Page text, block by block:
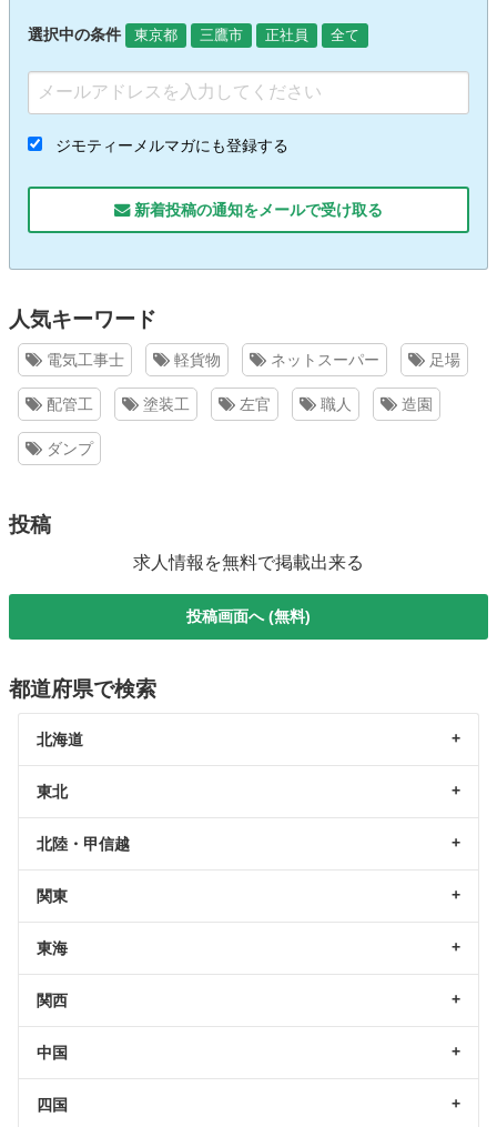
選択中の条件 東京都 三鷹市 正社員 全て
ジモティーメルマガにも登録する
新着投稿の通知をメールで受け取る
人気キーワード
電気工事士 軽貨物 ネットスーパー 足場
配管工 塗装工 左官 職人 造園
ダンプ
投稿
求人情報を無料で掲載出来る
投稿画面へ (無料)
都道府県で検索
北海道
東北
北陸・甲信越
関東
東海
関西
中国
四国